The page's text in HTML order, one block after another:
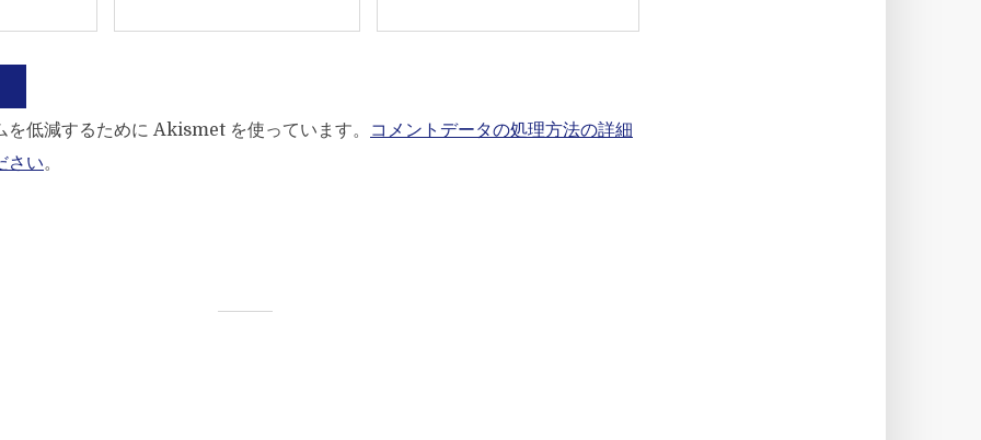
を低減するために Akismet を使っています。
コメントデータの処理方法の詳細
さい。